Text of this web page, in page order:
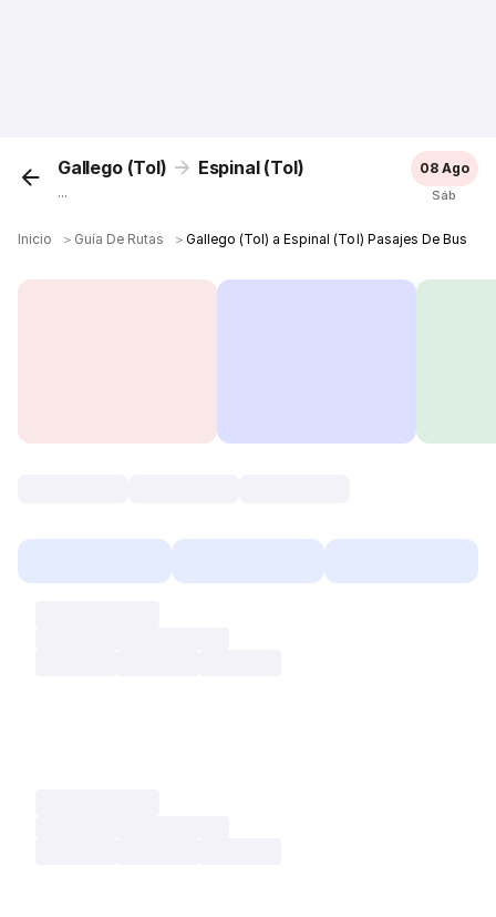
Gallego (Tol) Espinal (Tol)
...
08 Ago
Sáb
Inicio ＞ Guía De Rutas ＞Gallego (Tol) a Espinal (Tol) Pasajes De Bus